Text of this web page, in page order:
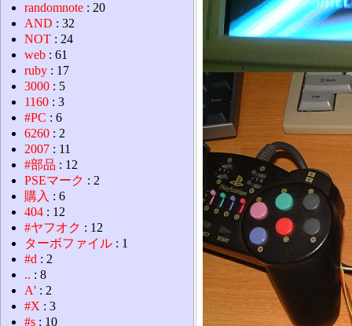
randomnote : 20
AND : 32
NOT : 24
web : 61
ruby : 17
3000 : 5
1160 : 3
#PC : 6
6260 : 2
2007 : 11
#部品 : 12
PSEマーク : 2
購入 : 6
404 : 12
#ヤフオク : 12
ターボファイル : 1
#d : 2
.. : 8
A' : 2
#X : 3
#s : 10